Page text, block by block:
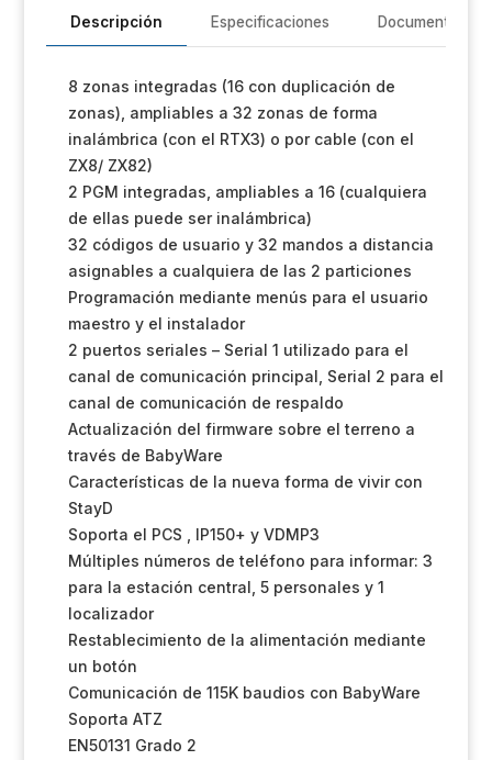
Descripción Especificaciones Documentación
8 zonas integradas (16 con duplicación de
zonas), ampliables a 32 zonas de forma
inalámbrica (con el RTX3) o por cable (con el
ZX8/ ZX82)
2 PGM integradas, ampliables a 16 (cualquiera
de ellas puede ser inalámbrica)
32 códigos de usuario y 32 mandos a distancia
asignables a cualquiera de las 2 particiones
Programación mediante menús para el usuario
maestro y el instalador
2 puertos seriales – Serial 1 utilizado para el
canal de comunicación principal, Serial 2 para el
canal de comunicación de respaldo
Actualización del firmware sobre el terreno a
través de BabyWare
Características de la nueva forma de vivir con
StayD
Soporta el PCS , IP150+ y VDMP3
Múltiples números de teléfono para informar: 3
para la estación central, 5 personales y 1
localizador
Restablecimiento de la alimentación mediante
un botón
Comunicación de 115K baudios con BabyWare
Soporta ATZ
EN50131 Grado 2